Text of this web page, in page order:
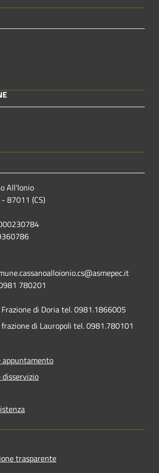
All'Ionio
87011 (CS)
780201
di Doria tel. 0981.1866005
di Lauropoli tel. 0981.780101
appuntamento
disservizio
trasparente